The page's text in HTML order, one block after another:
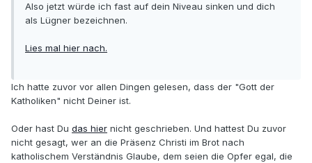
Also jetzt würde ich fast auf dein Niveau sinken und dich
als Lügner bezeichnen.
Lies mal hier nach.
Ich hatte zuvor vor allen Dingen gelesen, dass der "Gott der
Katholiken" nicht Deiner ist.
Oder hast Du das hier nicht geschrieben. Und hattest Du zuvor
nicht gesagt, wer an die Präsenz Christi im Brot nach
katholischem Verständnis Glaube, dem seien die Opfer egal, die